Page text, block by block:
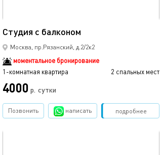
Студия с балконом
Москва, пр.Рязанский, д.2/2к2
моментальное бронирование
1-комнатная квартира
2 спальных мест
4000 р. сутки
подробнее
Позвонить написать Забронировать